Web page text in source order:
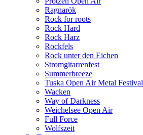
Ragnarök
Rock for roots
Rock Hard
Rock Harz
Rockfels
Rock unter den Eichen
Stromgitarrenfest
Summerbreeze
Tuska Open Air Metal Festival
Wacken
Way of Darkness
Weichelsee Open Air
Full Force
Wolfszeit